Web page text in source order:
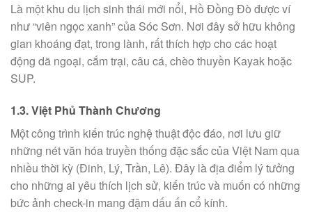
Là một khu du lịch sinh thái mới nổi, Hồ Đồng Đò được ví
như “viên ngọc xanh” của Sóc Sơn. Nơi đây sở hữu không
gian khoáng đạt, trong lành, rất thích hợp cho các hoạt
động dã ngoại, cắm trại, câu cá, chèo thuyền Kayak hoặc
SUP.
1.3. Việt Phủ Thành Chương
Một công trình kiến trúc nghệ thuật độc đáo, nơi lưu giữ
những nét văn hóa truyền thống đặc sắc của Việt Nam qua
nhiều thời kỳ (Đinh, Lý, Trần, Lê). Đây là địa điểm lý tưởng
cho những ai yêu thích lịch sử, kiến trúc và muốn có những
bức ảnh check-in mang đậm dấu ấn cổ kính.